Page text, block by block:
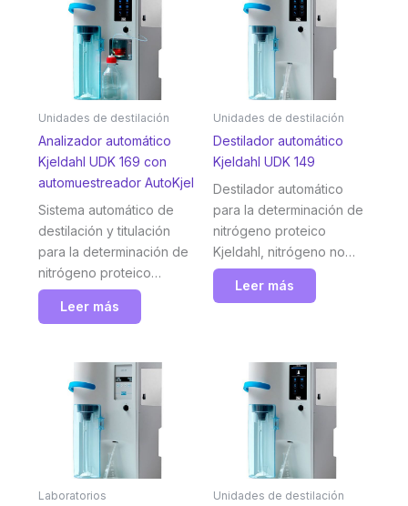
Unidades de destilación
Analizador automático
Kjeldahl UDK 169 con
automuestreador AutoKjel
Sistema automático de
destilación y titulación
para la determinación de
nitrógeno proteico
Kjeldahl, nitrógeno no
proteico (NNP), ácidos
automuestreador, para
una alta productividad,
máxima flexibilidad y
funcionamiento
autónomo. Velp
Leer más
Unidades de destilación
Destilador automático
Kjeldahl UDK 149
Destilador automático
para la determinación de
nitrógeno proteico
Kjeldahl, nitrógeno no
proteico (NPN), ácidos
volátiles y otros analitos.
optimizado de un mayor
número de muestras,
mayor flexibilidad y
precisión. Velp
Leer más
Laboratorios Unidades de destilación